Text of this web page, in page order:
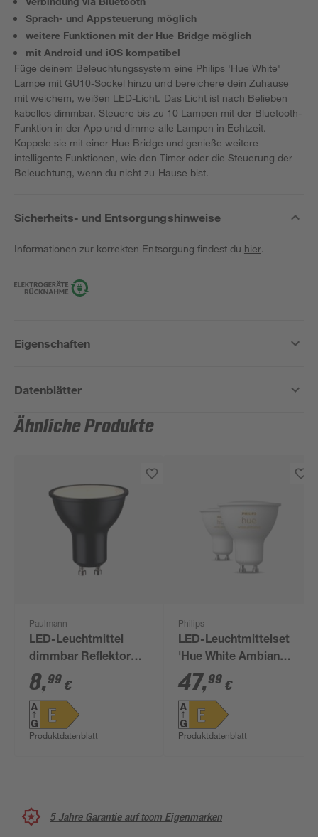
Sprach- und Appsteuerung möglich
weitere Funktionen mit der Hue Bridge möglich
mit Android und iOS kompatibel
Füge deinem Beleuchtungssystem eine Philips 'Hue White'
Lampe mit GU10-Sockel hinzu und bereichere dein Zuhause
mit weichem, weißen LED-Licht. Das Licht ist nach Belieben
kabellos dimmbar. Steuere bis zu 10 Lampen mit der Bluetooth-
Funktion in der App und dimme alle Lampen in Echtzeit.
Koppele sie mit einer Hue Bridge und genieße weitere
intelligente Funktionen, wie den Timer oder die Steuerung der
Beleuchtung, wenn du nicht zu Hause bist.
Sicherheits- und Entsorgungshinweise
Informationen zur korrekten Entsorgung findest du hier.
Eigenschaften
Datenblätter
Ähnliche Produkte
Paulmann
LED-Leuchtmittel
dimmbar Reflektor
GU10 8 W 750 lm
warmweiß
8,99 €
Produktdatenblatt
Philips
LED-Leuchtmittelset
'Hue White Ambiance'
dimmbar Reflektor
GU10 4,2 W 400 lm
warmweiß bis
tageslichtweiß 2
Stück
47,99 €
Produktdatenblatt
5 Jahre Garantie auf toom Eigenmarken